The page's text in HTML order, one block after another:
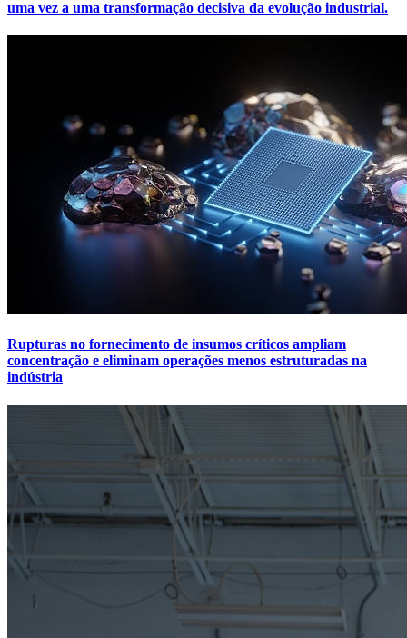
uma vez a uma transformação decisiva da evolução industrial.
Rupturas no fornecimento de insumos críticos ampliam
concentração e eliminam operações menos estruturadas na
indústria